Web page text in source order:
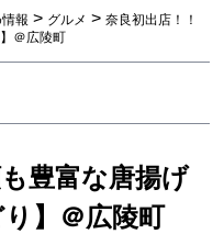
報 > グルメ > 奈良初出店！！
＠広陵町
豊富な唐揚げ
】＠広陵町